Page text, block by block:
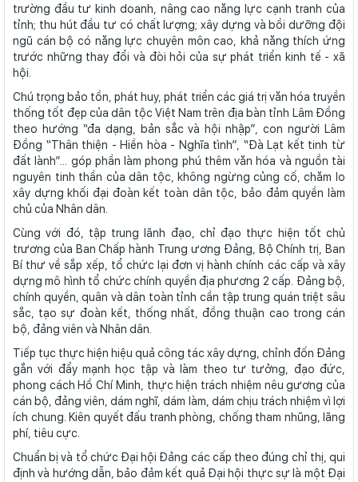
trường đầu tư kinh doanh, nâng cao năng lực cạnh tranh của
tỉnh; thu hút đầu tư có chất lượng; xây dựng và bồi dưỡng đội
ngũ cán bộ có năng lực chuyên môn cao, khả năng thích ứng
trước những thay đổi và đòi hỏi của sự phát triển kinh tế - xã
hội.
Chú trọng bảo tồn, phát huy, phát triển các giá trị văn hóa truyền
thống tốt đẹp của dân tộc Việt Nam trên địa bàn tỉnh Lâm Đồng
theo hướng “đa dạng, bản sắc và hội nhập”, con người Lâm
Đồng “Thân thiện - Hiền hòa - Nghĩa tình”, “Đà Lạt kết tinh từ
đất lành”... góp phần làm phong phú thêm văn hóa và nguồn tài
nguyên tinh thần của dân tộc, không ngừng củng cố, chăm lo
xây dựng khối đại đoàn kết toàn dân tộc, bảo đảm quyền làm
chủ của Nhân dân.
Cùng với đó, tập trung lãnh đạo, chỉ đạo thực hiện tốt chủ
trương của Ban Chấp hành Trung ương Đảng, Bộ Chính trị, Ban
Bí thư về sắp xếp, tổ chức lại đơn vị hành chính các cấp và xây
dựng mô hình tổ chức chính quyền địa phương 2 cấp. Đảng bộ,
chính quyền, quân và dân toàn tỉnh cần tập trung quán triệt sâu
sắc, tạo sự đoàn kết, thống nhất, đồng thuận cao trong cán
bộ, đảng viên và Nhân dân.
Tiếp tục thực hiện hiệu quả công tác xây dựng, chỉnh đốn Đảng
gắn với đẩy mạnh học tập và làm theo tư tưởng, đạo đức,
phong cách Hồ Chí Minh, thực hiện trách nhiệm nêu gương của
cán bộ, đảng viên, dám nghĩ, dám làm, dám chịu trách nhiệm vì lợi
ích chung. Kiên quyết đấu tranh phòng, chống tham nhũng, lãng
phí, tiêu cực.
Chuẩn bị và tổ chức Đại hội Đảng các cấp theo đúng chỉ thị, qui
định và hướng dẫn, bảo đảm kết quả Đại hội thực sự là một Đại